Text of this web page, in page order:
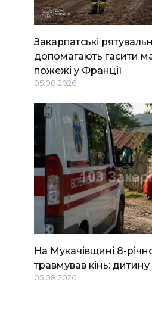
Закарпатські
допомагають гасити
пожежі у Франції
05.08.2026
На Мукачівщині 8-
травмував кінь: дитину
05.08.2026